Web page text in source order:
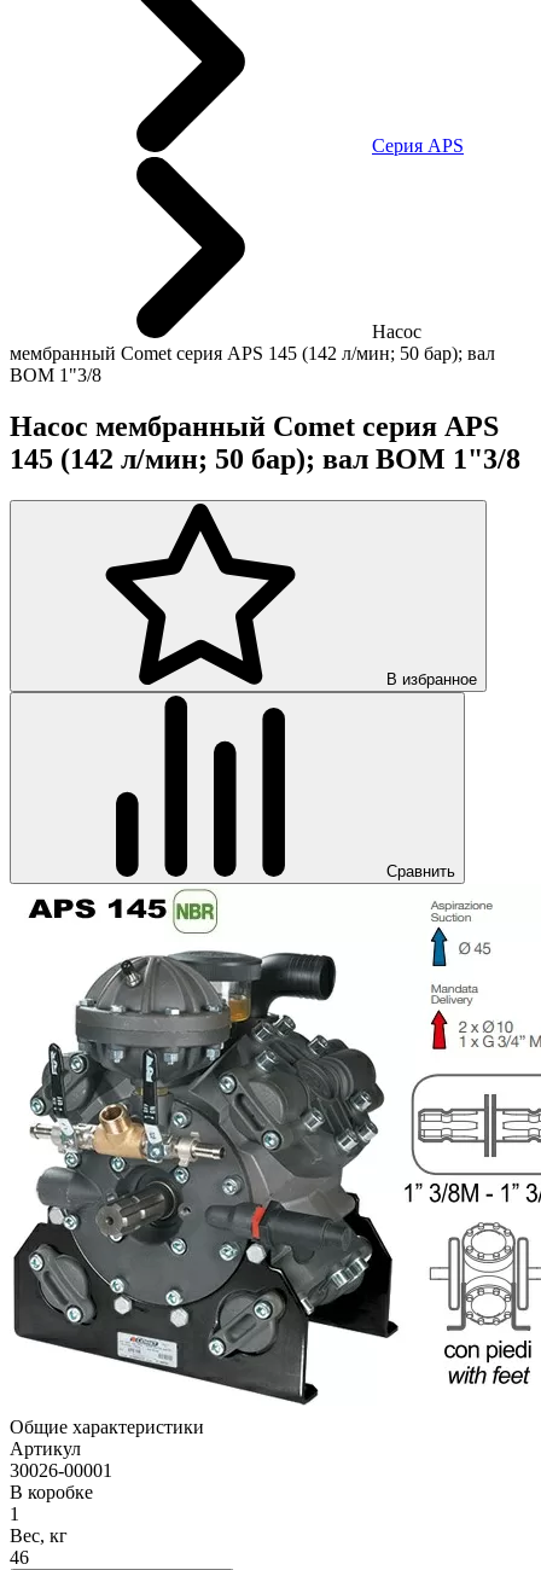
Cерия АРS
Насос
мембранный Comet серия APS 145 (142 л/мин; 50 бар); вал
ВОМ 1"3/8
Насос мембранный Comet серия APS
145 (142 л/мин; 50 бар); вал ВОМ 1"3/8
В избранное
Сравнить
Общие характеристики
Артикул
30026-00001
В коробке
1
Вес, кг
46